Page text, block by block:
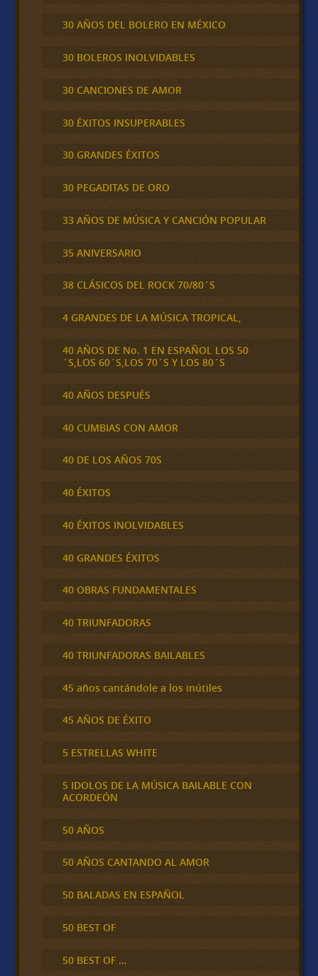
30 AÑOS DEL BOLERO EN MÉXICO
30 BOLEROS INOLVIDABLES
30 CANCIONES DE AMOR
30 ÉXITOS INSUPERABLES
30 GRANDES ÉXITOS
30 PEGADITAS DE ORO
33 AÑOS DE MÚSICA Y CANCIÓN POPULAR
35 ANIVERSARIO
38 CLÁSICOS DEL ROCK 70/80´S
4 GRANDES DE LA MÚSICA TROPICAL,
40 AÑOS DE No. 1 EN ESPAÑOL LOS 50
´S,LOS 60´S,LOS 70´S Y LOS 80´S
40 AÑOS DESPUÉS
40 CUMBIAS CON AMOR
40 DE LOS AÑOS 70S
40 ÉXITOS
40 ÉXITOS INOLVIDABLES
40 GRANDES ÉXITOS
40 OBRAS FUNDAMENTALES
40 TRIUNFADORAS
40 TRIUNFADORAS BAILABLES
45 años cantándole a los inútiles
45 AÑOS DE ÉXITO
5 ESTRELLAS WHITE
5 IDOLOS DE LA MÚSICA BAILABLE CON
ACORDEÓN
50 AÑOS
50 AÑOS CANTANDO AL AMOR
50 BALADAS EN ESPAÑOL
50 BEST OF
50 BEST OF …